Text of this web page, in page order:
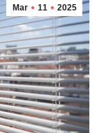
Mar 11 2025